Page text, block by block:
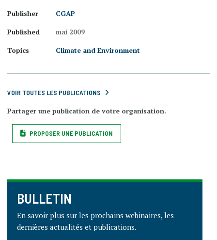
Publisher
CGAP
Published
mai 2009
Topics
Climate and Environment
VOIR TOUTES LES PUBLICATIONS
Partager une publication de votre organisation.
PROPOSER UNE PUBLICATION
BULLETIN
En savoir plus sur les prochains webinaires, les
dernières actualités et publications.